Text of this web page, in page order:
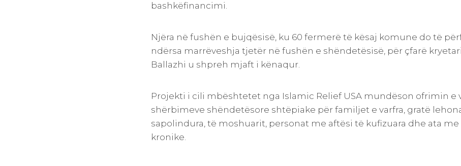
bashkëfinancimi.
Njëra në fushën e bujqësisë, ku 60 fermerë të kësaj komune do të
ndërsa marrëveshja tjetër në fushën e shëndetësisë, për çfarë
Ballazhi u shpreh mjaft i kënaqur.
Projekti i cili mbështetet nga Islamic Relief USA mundëson ofrimin e
shërbimeve shëndetësore shtëpiake për familjet e varfra, gratë
sapolindura, të moshuarit, personat me aftësi të kufizuara dhe ata
kronike.